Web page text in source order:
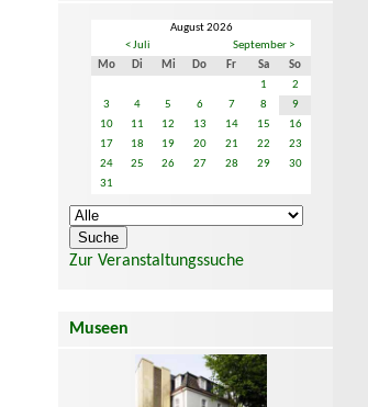
August 2026
< Juli
September >
Mo
Di Mi Do Fr Sa
So
1
2
3
4 5 6 7 8
9
10
11 12 13 14 15
16
17
18 19 20 21 22
23
24
25 26 27 28 29
30
31
Zur Veranstaltungssuche
Museen